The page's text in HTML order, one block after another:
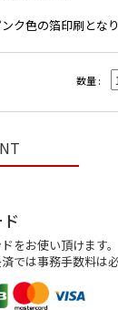
ク色の箔印刷とな
数量 :
をお使い頂けます。
では事務手数料は